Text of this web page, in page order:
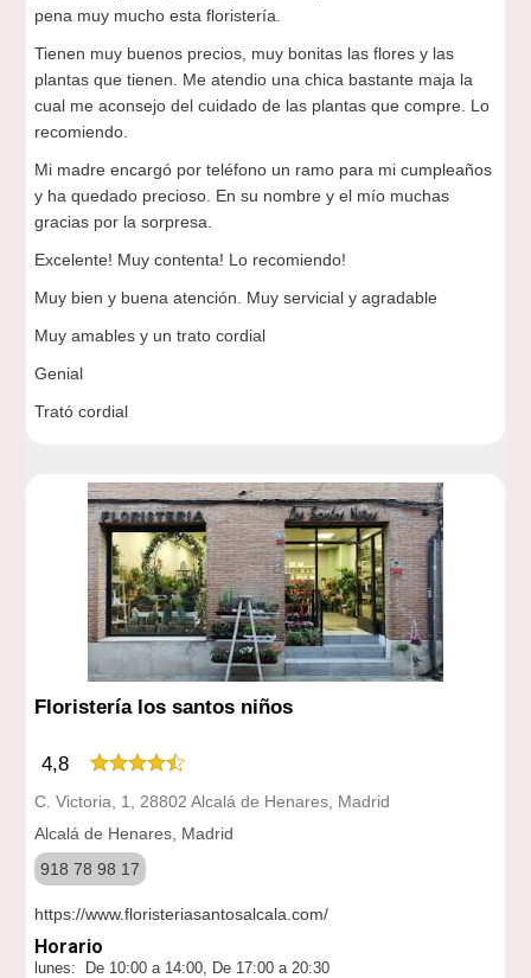
pena muy mucho esta floristería.
Tienen muy buenos precios, muy bonitas las flores y las
plantas que tienen. Me atendio una chica bastante maja la
cual me aconsejo del cuidado de las plantas que compre. Lo
recomiendo.
Mi madre encargó por teléfono un ramo para mi cumpleaños
y ha quedado precioso. En su nombre y el mío muchas
gracias por la sorpresa.
Excelente! Muy contenta! Lo recomiendo!
Muy bien y buena atención. Muy servicial y agradable
Muy amables y un trato cordial
Genial
Trató cordial
Floristería los santos niños
4,8
C. Victoria, 1, 28802 Alcalá de Henares, Madrid
Alcalá de Henares, Madrid
918 78 98 17
https://www.floristeriasantosalcala.com/
Horario
lunes: De 10:00 a 14:00, De 17:00 a 20:30